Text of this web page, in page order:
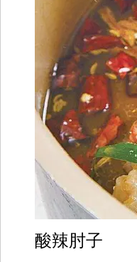
酸辣肘子